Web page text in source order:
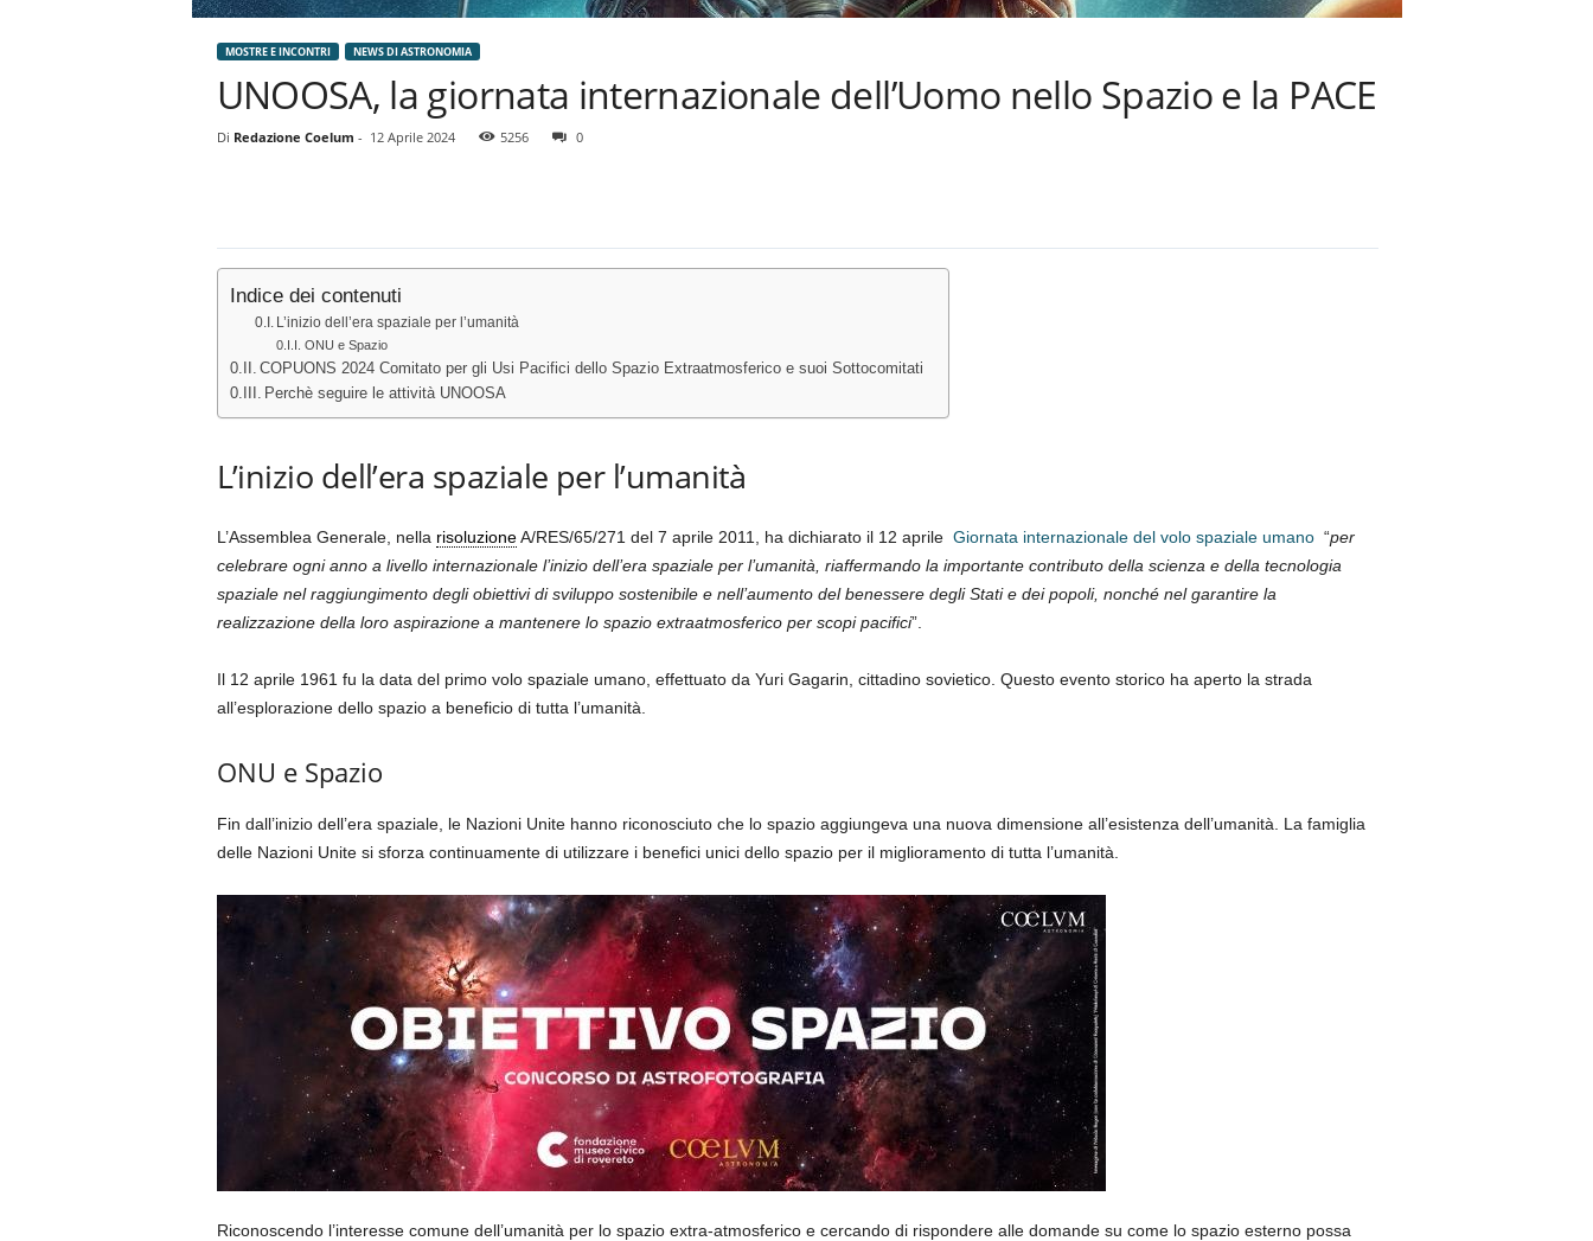
MOSTRE E INCONTRI NEWS DI ASTRONOMIA
UNOOSA, la giornata internazionale dell’Uomo nello Spazio e la PACE
Di Redazione Coelum - 12 Aprile 2024 5256 0
Indice dei contenuti
L’inizio dell’era spaziale per l’umanità
ONU e Spazio
COPUONS 2024 Comitato per gli Usi Pacifici dello Spazio Extraatmosferico e suoi Sottocomitati
Perchè seguire le attività UNOOSA
L’inizio dell’era spaziale per l’umanità
L’Assemblea Generale, nella risoluzioneA/RES/65/271 del 7 aprile 2011, ha dichiarato il 12 aprile Giornata internazionale del volo spaziale umano“per
celebrare ogni anno a livello internazionale l’inizio dell’era spaziale per l’umanità, riaffermando la importante contributo della scienza e della tecnologia
spaziale nel raggiungimento degli obiettivi di sviluppo sostenibile e nell’aumento del benessere degli Stati e dei popoli, nonché nel garantire la
realizzazione della loro aspirazione a mantenere lo spazio extraatmosferico per scopi pacifici”.
Il 12 aprile 1961 fu la data del primo volo spaziale umano, effettuato da Yuri Gagarin, cittadino sovietico. Questo evento storico ha aperto la strada
all’esplorazione dello spazio a beneficio di tutta l’umanità.
ONU e Spazio
Fin dall’inizio dell’era spaziale, le Nazioni Unite hanno riconosciuto che lo spazio aggiungeva una nuova dimensione all’esistenza dell’umanità. La famiglia
delle Nazioni Unite si sforza continuamente di utilizzare i benefici unici dello spazio per il miglioramento di tutta l’umanità.
Riconoscendo l’interesse comune dell’umanità per lo spazio extra-atmosferico e cercando di rispondere alle domande su come lo spazio esterno possa